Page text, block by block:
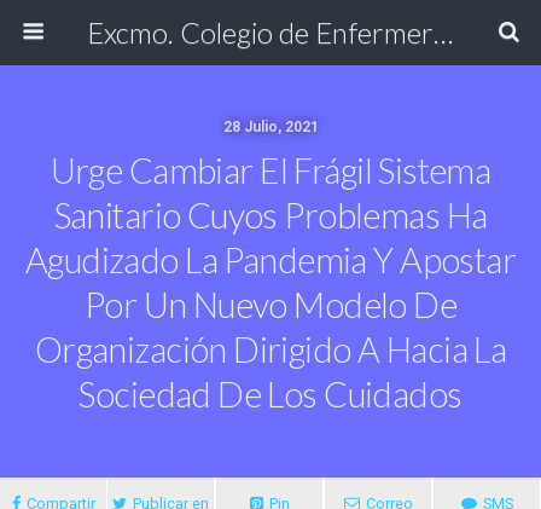
Excmo. Colegio de Enfermería de Cádiz
28 Julio, 2021
Urge Cambiar El Frágil Sistema
Sanitario Cuyos Problemas Ha
Agudizado La Pandemia Y Apostar
Por Un Nuevo Modelo De
Organización Dirigido A Hacia La
Sociedad De Los Cuidados
Compartir
Publicar en
Pin
Correo
SMS